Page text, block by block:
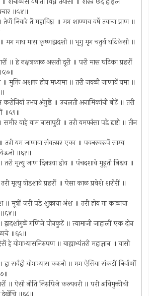
॥५४॥
तेणें निवारे तें महाविघ्न ॥ मग शाण्णव वर्षे तयाचा प्राण ॥
मग माघ मास कृष्णद्वादशी ॥ भृगु मृग चतुर्थ घटिकेसी ॥
॥ हे नक्षत्रकाळ असती दूरी ॥ परी मास घटिका प्रहरीं
॥ मुक्ति अशक्त होय मध्यमा ॥ तरी जवळी जाणावें यमा ॥
उभय अंगुष्ठे ॥ उचलती अनामिकांची बोटें ॥ तरी
॥५९॥
समीर वाहे वाम नासापुटी ॥ तरी यमफांसा पडे दृष्टी ॥ तीन
॥ तरी यम जाणावा संवत्सर एका ॥ पवनस्वरुपें साम्य
॥६१॥
मृत्यु जाण दिनत्रया होय ॥ पंचदशावे मुहूती निश्चय ॥
तरी मृत्यु षोडशावे प्रहरीं ॥ ऐसा काळ प्रवेशे शरीरीं ॥
मूत्रीं जरी पडे शुक्राचा अंश ॥ तरी होय गा काळाचा
॥६४॥
द्वादशांगुळें गणिजे पीनकुटें ॥ त्यामाजी जाहालीं एक दोन
॥६५॥
योगाभ्यासनिरुपण ॥ बाह्याभ्यंतरी महाज्ञान ॥ यासी
हा सर्वही योगाभ्यास करुनी ॥ मग ऐसिया संकटीं निर्वाणीं
॥ ऐसी नीति निरुपिजे कल्पवरी ॥ परी अविमुक्तीची